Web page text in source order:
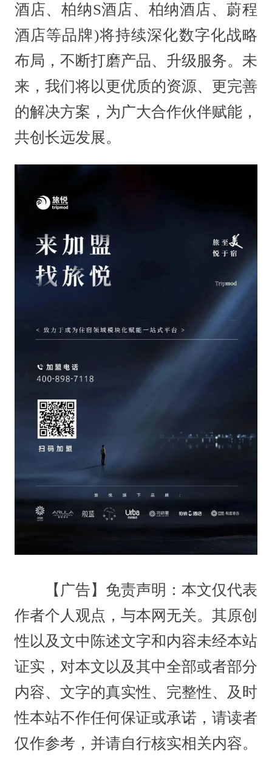
酒店、柏纳S酒店、柏纳酒店、蔚程
酒店等品牌)将持续深化数字化战略
布局，不断打磨产品、升级服务。未
来，我们将以更优质的资源、更完善
的解决方案，为广大合作伙伴赋能，
共创长远发展。
【广告】免责声明：本文仅代表
作者个人观点，与本网无关。其原创
性以及文中陈述文字和内容未经本站
证实，对本文以及其中全部或者部分
内容、文字的真实性、完整性、及时
性本站不作任何保证或承诺，请读者
仅作参考，并请自行核实相关内容。